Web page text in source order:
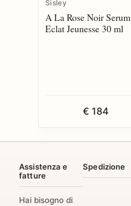
Sisley
A La Rose Noir Serum
Eclat Jeunesse 30 ml
€ 184
Assistenza e
fatture
Hai bisogno di
Spedizione